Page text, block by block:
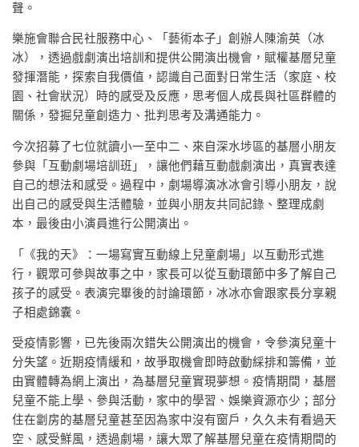
聲。
樂施會聯合民社服務中心、「藝術本子」創辦人陳渝英（冰
冰），透過戲劇演出培訓和提供公開演出機會，賦權基層兒童
發揮潛能，探索自我價值，認識自己面對日常生活（家庭、校
園、社會狀況）時的感受及反應，思考個人成長與社區群體的
關係，發掘兒童創造力、批判思考及溝通能力。
今次招募了七位就讀小一至中二、來自深水埗區的基層小朋友
參與「互動劇場培訓班」，讓他們藉互動戲劇演出，真實表達
自己的想法和感受。過程中，劇場導演冰冰會引導小朋友，說
出自己的感受與生活體驗，並與小朋友共同記錄、整理成劇
本，最後由小演員進行公開演出。
「《我的天》：一場寫實互動線上兒童劇場」以互動形式進
行，觀眾可參與故事之中，家長可以從互動環節中多了解自己
孩子的感受。表演完畢後的討論環節，冰冰亦會跟家長分享親
子相處錦囊。
受疫情影響，已先後兩次錯失公開演出的機會，令參演兒童十
分失望。近期疫情緩和，故爭取機會即時啟動綵排和籌備，並
由實體轉為網上演出，為基層兒童實現夢想。疫情期間，基層
兒童不能上學、參與活動，家中的學習、娛樂資源亦少；部分
住在劏房的基層兒童甚至因為家中沒有窗戶，久久未有看過天
空、感受鮮風，透過劇場，讓大眾了解基層兒童在疫情期間的